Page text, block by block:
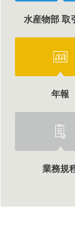
水産物部 取
年報
業務規